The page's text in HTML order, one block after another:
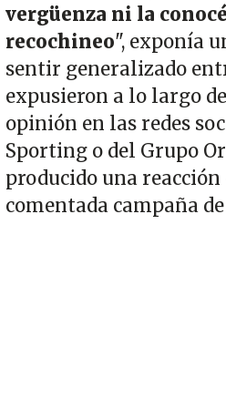
vergüenza ni la
recochineo", exponía
sentir generalizado
expusieron a lo largo
opinión en las redes
Sporting o del Grupo
producido una
comentada campaña